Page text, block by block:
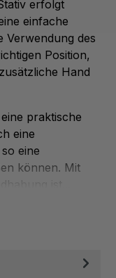
erfolgt
einfache
Verwendung des
Position,
Hand
praktische
eine
eine
können. Mit